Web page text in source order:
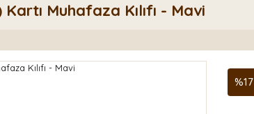
Muhafaza Kılıfı - Mavi
%17